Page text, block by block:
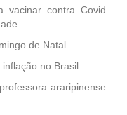
vacinar contra Covid
de Natal
no Brasil
araripinense